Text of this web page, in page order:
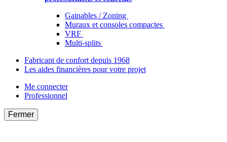
Gainables / Zoning
Muraux et consoles compactes
VRF
Multi-splits
Fabricant de confort depuis 1968
Les aides financières pour votre projet
Me connecter
Professionnel
Fermer